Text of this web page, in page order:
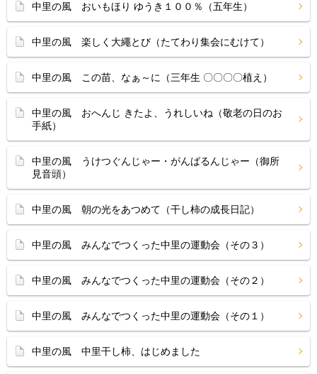
中里の風 おいもほり ゆうき１００％（五年生）
中里の風 楽しく大繩とび（たてわり集会にむけて）
中里の風 この苗、なぁ～に（三年生 〇〇〇〇植え）
中里の風 おへんじ きたよ、うれしいね（敬老の日のお
手紙）
中里の風 うけつぐんじゃー・がんばるんじゃー（御所
見音頭）
中里の風 朝の光をあつめて（干し柿の成長日記）
中里の風 みんなでつくった中里の運動会（その３）
中里の風 みんなでつくった中里の運動会（その２）
中里の風 みんなでつくった中里の運動会（その１）
中里の風 中里干し柿、はじめました